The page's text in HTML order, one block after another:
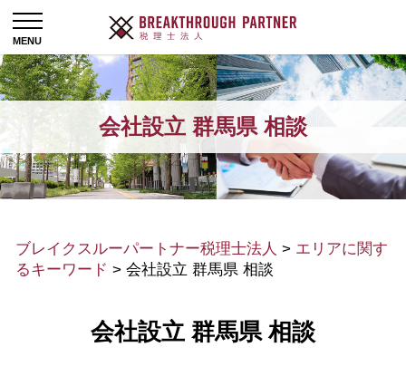
会社設立 群馬県 相談
ブレイクスルーパートナー税理士法人 > エリアに関す
るキーワード > 会社設立 群馬県 相談
会社設立 群馬県 相談